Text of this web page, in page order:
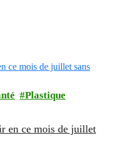
Plastique
en ce mois de juillet